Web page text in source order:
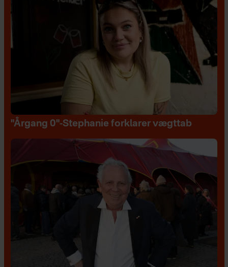
"Årgang 0"-Stephanie forklarer vægttab